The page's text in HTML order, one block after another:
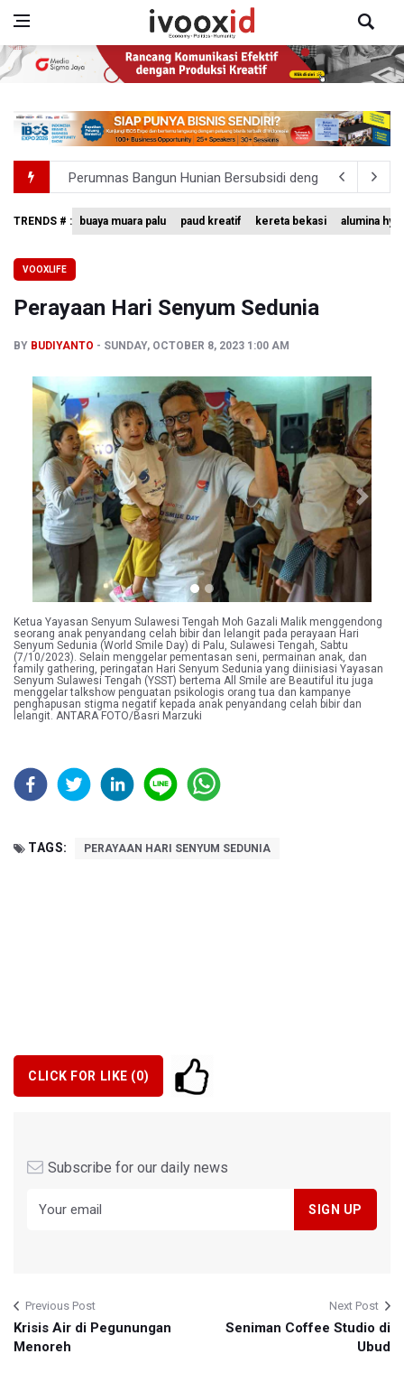
Perumnas Bangun Hunian Bersubsidi dengan Konsep
Bank Indonesia Sebut Cadangan Devisa Akhir Juli
Pendakian Gunung Gede Pangrango Ditutup karena
Menkomdigi Sebut Kehadiran AI Factory Perkuat Posisi
TRENDS # : buaya muara palu paud kreatif kereta bekasi alumina
VOOXLIFE
Perayaan Hari Senyum Sedunia
BY BUDIYANTO SUNDAY, OCTOBER 8, 2023 1:00 AM
Previous Next
Ketua Yayasan Senyum Sulawesi Tengah Moh Gazali Malik menggendong
seorang anak penyandang celah bibir dan lelangit pada perayaan Hari
Senyum Sedunia (World Smile Day) di Palu, Sulawesi Tengah, Sabtu
(7/10/2023). Selain menggelar pementasan seni, permainan anak, dan
family gathering, peringatan Hari Senyum Sedunia yang diinisiasi Yayasan
Senyum Sulawesi Tengah (YSST) bertema All Smile are Beautiful itu juga
menggelar talkshow penguatan psikologis orang tua dan kampanye
penghapusan stigma negatif kepada anak penyandang celah bibir dan
lelangit. ANTARA FOTO/Basri Marzuki
TAGS: PERAYAAN HARI SENYUM SEDUNIA
CLICK FOR LIKE (0)
Subscribe for our daily news
Previous Post
Krisis Air di Pegunungan
Menoreh
Next Post
Seniman Coffee Studio di
Ubud